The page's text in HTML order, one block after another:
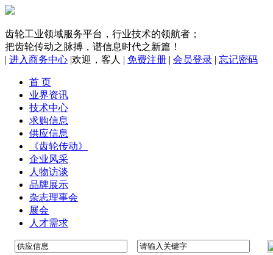
齿轮工业领域服务平台，行业技术的领航者；
把齿轮传动之脉搏，谱信息时代之新篇！
| 进入商务中心 |欢迎， 客人 | 免费注册 | 会员登录 | 忘记密码
首 页
业界资讯
技术中心
求购信息
供应信息
《齿轮传动》
企业风采
人物访谈
品牌展示
杂志理事会
展会
人才需求